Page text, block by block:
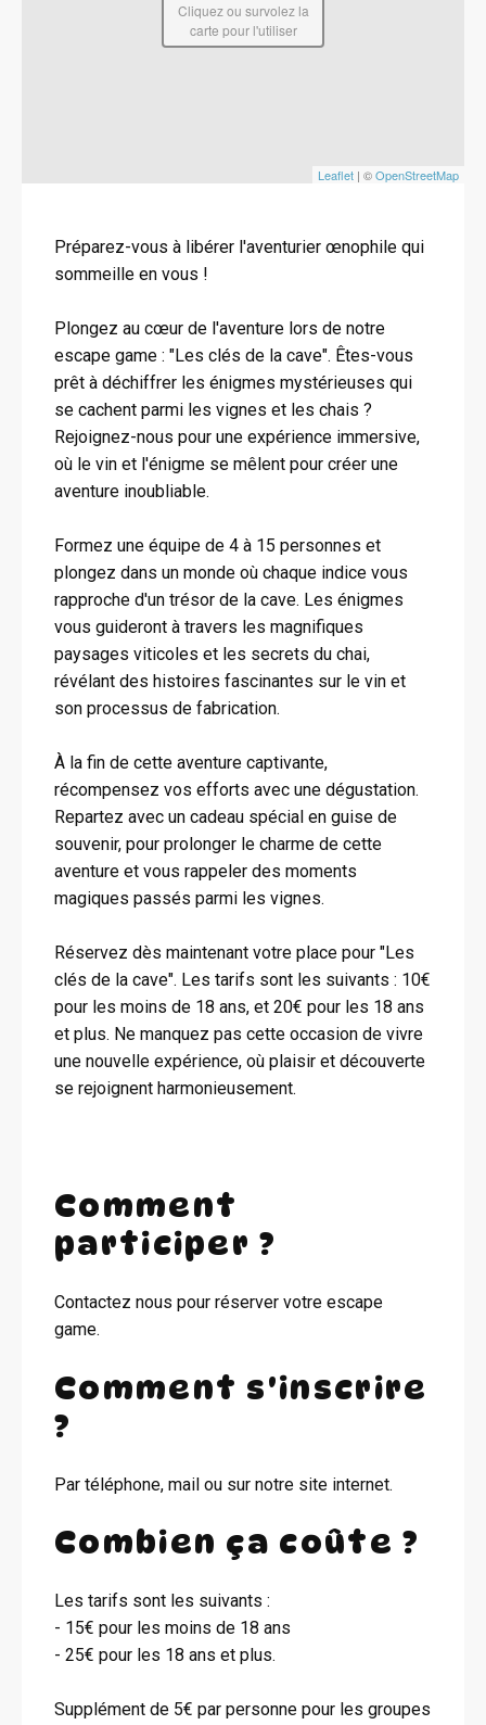
Leaflet | ©OpenStreetMap
Cliquez ou survolez la
carte pour l'utiliser
Préparez-vous à libérer l'aventurier œnophile qui
sommeille en vous !
Plongez au cœur de l'aventure lors de notre
escape game : "Les clés de la cave". Êtes-vous
prêt à déchiffrer les énigmes mystérieuses qui
se cachent parmi les vignes et les chais ?
Rejoignez-nous pour une expérience immersive,
où le vin et l'énigme se mêlent pour créer une
aventure inoubliable.
Formez une équipe de 4 à 15 personnes et
plongez dans un monde où chaque indice vous
rapproche d'un trésor de la cave. Les énigmes
vous guideront à travers les magnifiques
paysages viticoles et les secrets du chai,
révélant des histoires fascinantes sur le vin et
son processus de fabrication.
À la fin de cette aventure captivante,
récompensez vos efforts avec une dégustation.
Repartez avec un cadeau spécial en guise de
souvenir, pour prolonger le charme de cette
aventure et vous rappeler des moments
magiques passés parmi les vignes.
Réservez dès maintenant votre place pour "Les
clés de la cave". Les tarifs sont les suivants : 10€
pour les moins de 18 ans, et 20€ pour les 18 ans
et plus. Ne manquez pas cette occasion de vivre
une nouvelle expérience, où plaisir et découverte
se rejoignent harmonieusement.
Comment
participer ?
Contactez nous pour réserver votre escape
game.
Comment s'inscrire
?
Par téléphone, mail ou sur notre site internet.
Combien ça coûte ?
Les tarifs sont les suivants :
- 15€ pour les moins de 18 ans
- 25€ pour les 18 ans et plus.
Supplément de 5€ par personne pour les groupes